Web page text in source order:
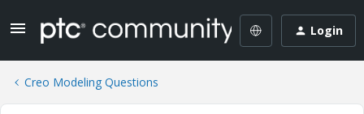
Login
Creo Modeling Questions